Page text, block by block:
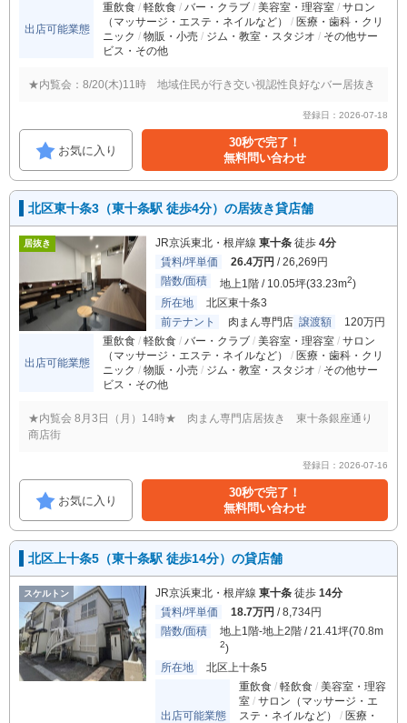
出店可能業態
重飲食 軽飲食 バー・クラブ 美容室・理容室
サロン
（マッサージ・エステ・ネイルなど）
医療・歯科・クリ
ニック
物販・小売 ジム・教室・スタジオ
その他サー
ビス・その他
★内覧会：8/20(木)11時 地域住民が行き交い視認性良好なバー居抜き
登録日：2026-07-18
お気に入り
30秒で完了！
無料問い合わせ
北区東十条3（東十条駅 徒歩4分）の居抜き貸店舗
居抜き JR京浜東北・根岸線 東十条 徒歩 4分
賃料/坪単価
26.4万円 / 26,269円
階数/面積
地上1階 / 10.05坪(33.23m2)
所在地
北区東十条3
前テナント
肉まん専門店 譲渡額 120万円
出店可能業態
重飲食 軽飲食 バー・クラブ 美容室・理容室
サロン
（マッサージ・エステ・ネイルなど）
医療・歯科・クリ
ニック
物販・小売 ジム・教室・スタジオ
その他サー
ビス・その他
★内覧会 8月3日（月）14時★ 肉まん専門店居抜き 東十条銀座通り
商店街
登録日：2026-07-16
お気に入り
30秒で完了！
無料問い合わせ
北区上十条5（東十条駅 徒歩14分）の貸店舗
スケルトン JR京浜東北・根岸線 東十条 徒歩 14分
賃料/坪単価
18.7万円 / 8,734円
階数/面積
地上1階-地上2階 / 21.41坪(70.8m
2)
所在地
北区上十条5
出店可能業態
重飲食 軽飲食
美容室・理容
室
サロン（マッサージ・エ
ステ・ネイルなど）
医療・